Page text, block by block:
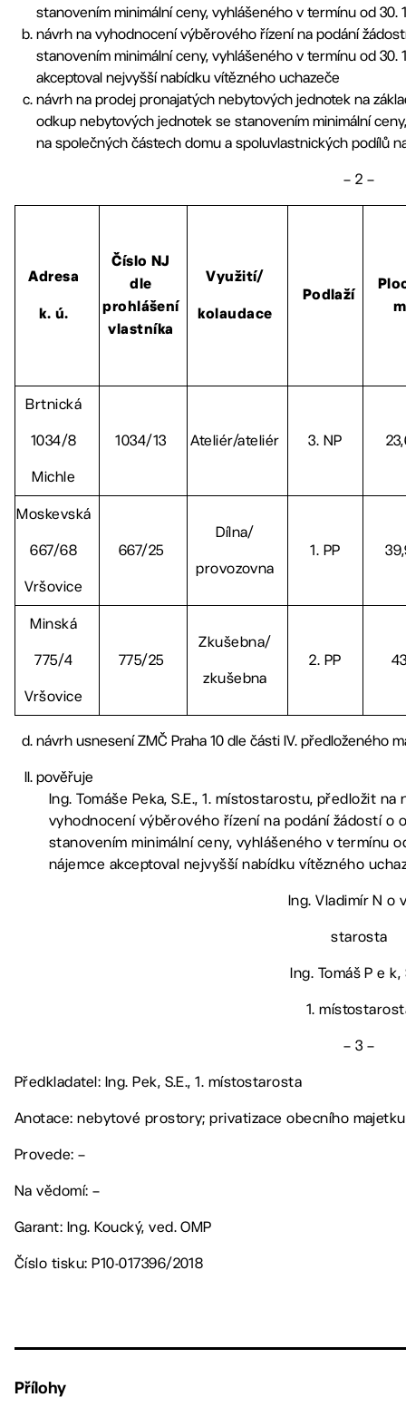
stanovením minimální ceny, vyhlášeného v termínu od 30.
návrh na vyhodnocení výběrového řízení na podání
stanovením minimální ceny, vyhlášeného v termínu od 30.
akceptoval nejvyšší nabídku vítězného uchazeče
návrh na prodej pronajatých nebytových jednotek na
odkup nebytových jednotek se stanovením minimální
na společných částech domu a spoluvlastnických podílů
– 2 –
Adresa
k. ú.
Číslo NJ
dle
prohlášení
vlastníka
Využití/
kolaudace
Podlaží
Brtnická
1034/8
Michle
1034/13 Ateliér/ateliér 3. NP
Moskevská
667/68
Vršovice
667/25
Dílna/
provozovna
1. PP
Minská
775/4
Vršovice
775/25
Zkušebna/
zkušebna
2. PP
návrh usnesení ZMČ Praha 10 dle části IV. předloženého
pověřuje
Ing. Tomáše Peka, S.E., 1. místostarostu, předložit
vyhodnocení výběrového řízení na podání žádostí o
stanovením minimální ceny, vyhlášeného v termínu
nájemce akceptoval nejvyšší nabídku vítězného
Ing. Vladimír N o
starosta
Ing. Tomáš P e k,
1.
– 3 –
Předkladatel: Ing. Pek, S.E., 1. místostarosta
Anotace: nebytové prostory; privatizace obecního majetku
Provede: –
Na vědomí: –
Garant: Ing. Koucký, ved. OMP
Číslo tisku: P10-017396/2018
Přílohy